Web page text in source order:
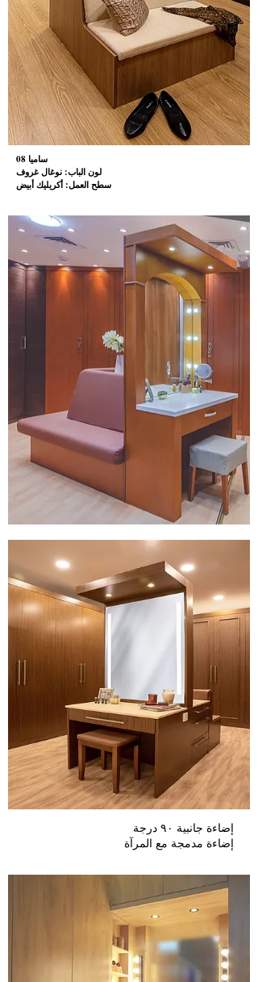
08 ساميا
لون الباب: نوغال غروف
سطح العمل: أكريليك أبيض
إضاءة جانبية ٩٠ درجة
إضاءة مدمجة مع المرآة